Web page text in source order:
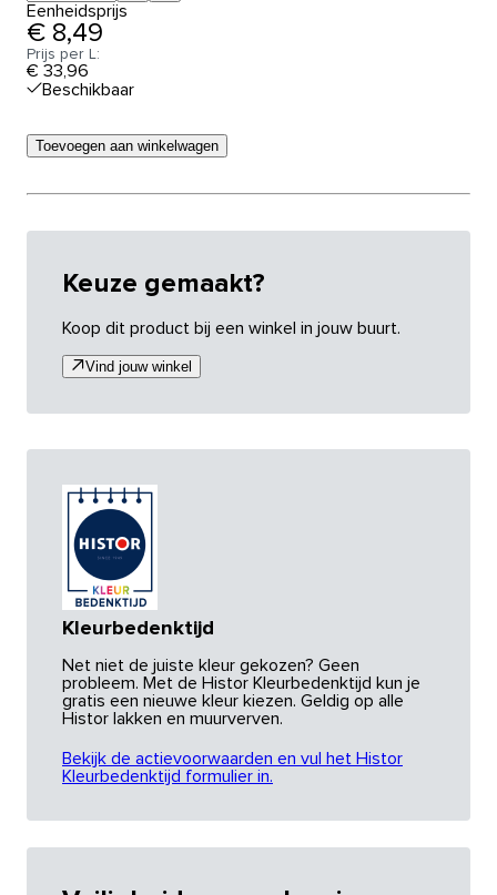
Eenheidsprijs
€ 8,49
Prijs per L:
€ 33,96
Beschikbaar
Toevoegen aan winkelwagen
Keuze gemaakt?
Koop dit product bij een winkel in jouw buurt.
Vind jouw winkel
Kleurbedenktijd
Net niet de juiste kleur gekozen? Geen
probleem. Met de Histor Kleurbedenktijd kun je
gratis een nieuwe kleur kiezen. Geldig op alle
Histor lakken en muurverven.
Bekijk de actievoorwaarden en vul het Histor
Kleurbedenktijd formulier in.